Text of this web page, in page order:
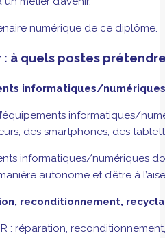
numérique de ce diplôme.
: à quels postes
informatiques/numériques
informatiques/
des smartphones, des
informatiques/numériques
autonome et d’être à
reconditionnement,
: réparation,